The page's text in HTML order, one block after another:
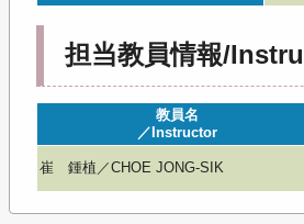
担当教員情報/
教員名
／Instructor
崔 鍾植／CHOE JONG-SIK